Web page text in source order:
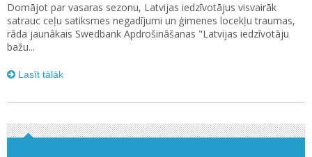
Domājot par vasaras sezonu, Latvijas iedzīvotājus visvairāk
satrauc ceļu satiksmes negadījumi un ģimenes locekļu traumas,
rāda jaunākais Swedbank Apdrošināšanas "Latvijas iedzīvotāju
bažu...
Lasīt tālāk